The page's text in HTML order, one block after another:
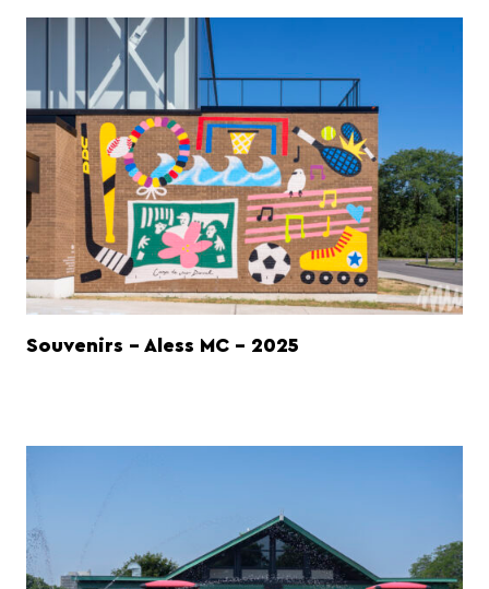
Souvenirs - Aless MC - 2025